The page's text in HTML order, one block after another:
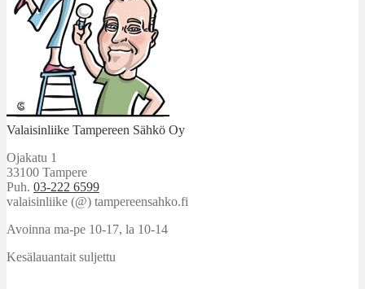
Valaisinliike Tampereen Sähkö Oy
Ojakatu 1
33100 Tampere
Puh. 03-222 6599
valaisinliike (@) tampereensahko.fi
Avoinna ma-pe 10-17, la 10-14
Kesälauantait suljettu